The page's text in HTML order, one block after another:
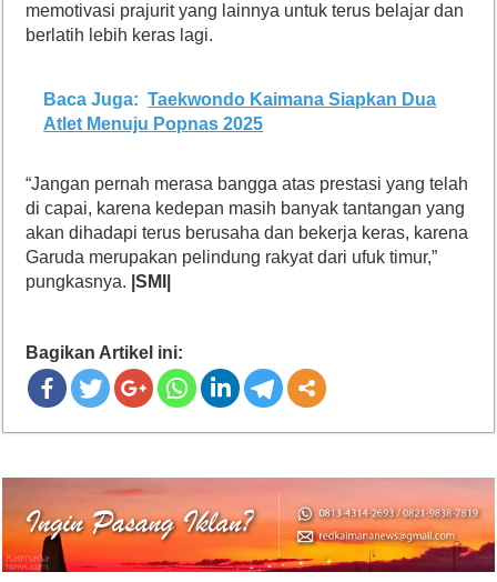
memotivasi prajurit yang lainnya untuk terus belajar dan
berlatih lebih keras lagi.
Baca Juga: Taekwondo Kaimana Siapkan Dua
Atlet Menuju Popnas 2025
“Jangan pernah merasa bangga atas prestasi yang telah
di capai, karena kedepan masih banyak tantangan yang
akan dihadapi terus berusaha dan bekerja keras, karena
Garuda merupakan pelindung rakyat dari ufuk timur,”
pungkasnya. |SMI|
Bagikan Artikel ini: